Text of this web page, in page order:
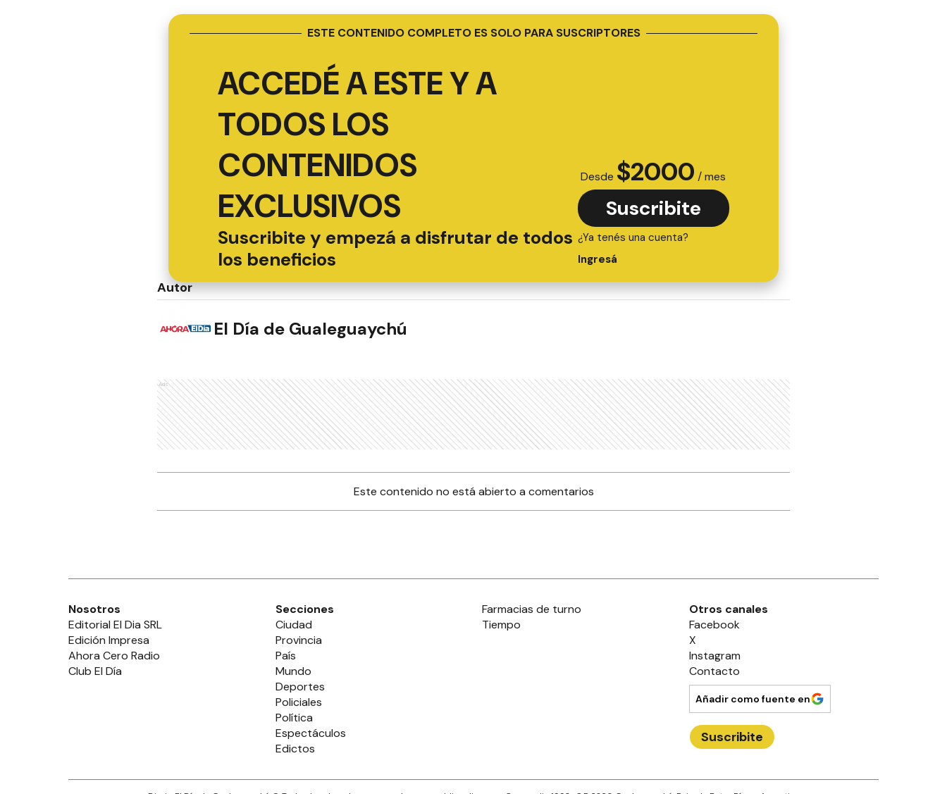
ESTE CONTENIDO COMPLETO ES SOLO PARA SUSCRIPTORES
ACCEDÉ A ESTE Y A
TODOS LOS
CONTENIDOS
EXCLUSIVOS
Suscribite y empezá a disfrutar de todos
los beneficios
Desde $2000 / mes
Suscribite
¿Ya tenés una cuenta?
Ingresá
Autor
El Día de Gualeguaychú
Ads
Este contenido no está abierto a comentarios
Nosotros
Editorial El Dia SRL
Edición Impresa
Ahora Cero Radio
Club El Día
Secciones
Ciudad
Provincia
País
Mundo
Deportes
Policiales
Política
Espectáculos
Edictos
Farmacias de turno
Tiempo
Otros canales
Facebook
X
Instagram
Contacto
Añadir como fuente en
Suscribite